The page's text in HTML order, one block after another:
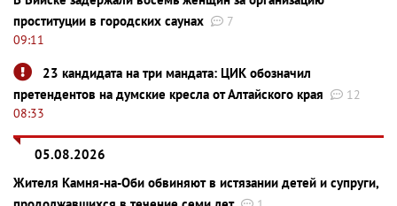
проституции в городских саунах
7
09:11
23 кандидата на три мандата: ЦИК обозначил
претендентов на думские кресла от Алтайского края
12
08:33
05.08.2026
Жителя Камня-на-Оби обвиняют в истязании детей и супруги,